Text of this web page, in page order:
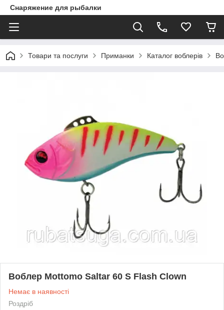
Снаряжение для рыбалки
Товари та послуги Приманки Каталог воблерів
Воблер Mottomo Saltar 60 S Flash Clown
Немає в наявності
Роздріб